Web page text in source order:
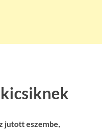
jutott eszembe,